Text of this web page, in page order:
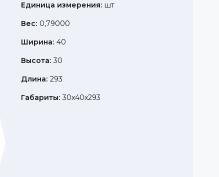
Единица измерения: шт
Вес: 0,79000
Ширина: 40
Высота: 30
Длина: 293
Габариты: 30x40x293